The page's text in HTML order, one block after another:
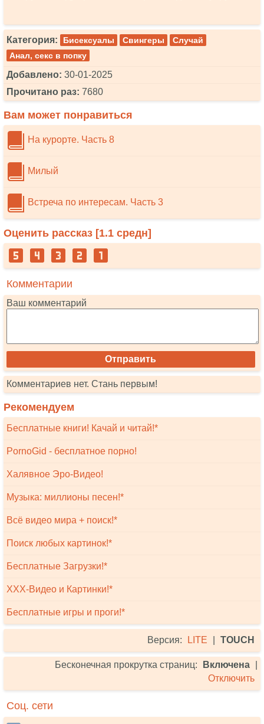
Категория: Бисексуалы Свингеры
Случай
Анал, секс в попку
Добавлено: 30-01-2025
Прочитано раз: 7680
Вам может понравиться
На курорте. Часть 8
Милый
Встреча по интересам. Часть 3
Оценить рассказ [1.1 средн]
Комментарии
Ваш комментарий
Комментариев нет. Стань первым!
Рекомендуем
Бесплатные книги! Качай и читай!*
PornoGid - бесплатное порно!
Халявное Эро-Видео!
Музыка: миллионы песен!*
Всё видео мира + поиск!*
Поиск любых картинок!*
Бесплатные Загрузки!*
XXX-Видео и Картинки!*
Бесплатные игры и проги!*
Версия: LITE TOUCH
Бесконечная прокрутка страниц: Включена
Отключить
Соц. сети